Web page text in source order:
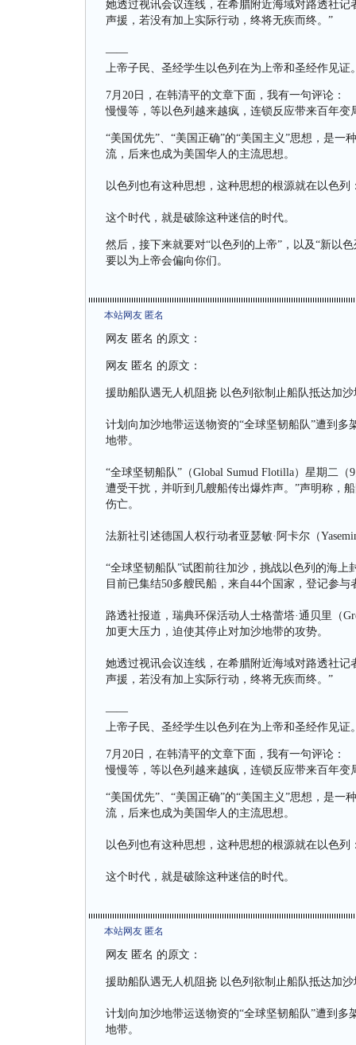
她透过视讯会议连线，在希腊附近海域对路透社
声援，若没有加上实际行动，终将无疾而终。”
——
上帝子民、圣经学生以色列在为上帝和圣经作见
7月20日，在韩清平的文章下面，我有一句评论：
慢慢等，等以色列越来越疯，连锁反应带来百年变
“美国优先”、“美国正确”的“美国主义”思想，是
流，后来也成为美国华人的主流思想。
以色列也有这种思想，这种思想的根源就在以色
这个时代，就是破除这种迷信的时代。
然后，接下来就要对“以色列的上帝”，以及“新以
要以为上帝会偏向你们。
本站网友 匿名
网友 匿名 的原文：
网友 匿名 的原文：
援助船队遇无人机阻挠 以色列欲制止船队抵达加沙
计划向加沙地带运送物资的“全球坚韧船队”遭到
地带。
“全球坚韧船队”（Global Sumud Flotilla）星期二
遭受干扰，并听到几艘船传出爆炸声。”声明称，
伤亡。
法新社引述德国人权行动者亚瑟敏·阿卡尔（
“全球坚韧船队”试图前往加沙，挑战以色列的海
目前已集结50多艘民船，来自44个国家，登记参与
路透社报道，瑞典环保活动人士格蕾塔·通贝里（
加更大压力，迫使其停止对加沙地带的攻势。
她透过视讯会议连线，在希腊附近海域对路透社
声援，若没有加上实际行动，终将无疾而终。”
——
上帝子民、圣经学生以色列在为上帝和圣经作见
7月20日，在韩清平的文章下面，我有一句评论：
慢慢等，等以色列越来越疯，连锁反应带来百年变
“美国优先”、“美国正确”的“美国主义”思想，是
流，后来也成为美国华人的主流思想。
以色列也有这种思想，这种思想的根源就在以色
这个时代，就是破除这种迷信的时代。
本站网友 匿名
网友 匿名 的原文：
援助船队遇无人机阻挠 以色列欲制止船队抵达加沙
计划向加沙地带运送物资的“全球坚韧船队”遭到
地带。